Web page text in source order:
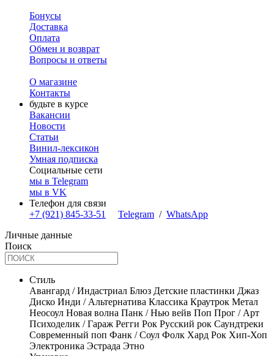
Бонусы
Доставка
Оплата
Обмен и возврат
Вопросы и ответы
О магазине
Контакты
будьте в курсе
Вакансии
Новости
Статьи
Винил-лексикон
Умная подписка
Социальные сети
мы в Telegram
мы в VK
Телефон для связи
+7 (921) 845-33-51
Telegram / WhatsApp
Личные данные
Поиск
Стиль
Авангард / Индастриал Блюз Детские пластинки Джаз
Диско Инди / Альтернатива Классика Краутрок Метал
Неосоул Новая волна Панк / Нью вейв Поп Прог / Арт
Психоделик / Гараж Регги Рок Русский рок Саундтреки
Современный поп Фанк / Соул Фолк Хард Рок Хип-Хоп
Электроника Эстрада Этно